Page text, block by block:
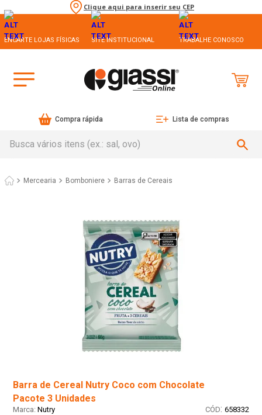
Clique aqui para inserir seu CEP
ENCARTE LOJAS FÍSICAS SITE INSTITUCIONAL TRABALHE CONOSCO
Compra rápida Lista de compras
Mercearia Bomboniere Barras de Cereais
Barra de Cereal Nutry Coco com Chocolate
Pacote 3 Unidades
Nutry : 658332